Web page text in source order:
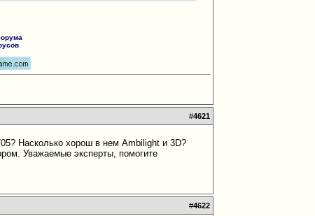
#4621
Насколько хорош в нем Ambilight и 3D?
Уважаемые эксперты, помогите
#4622